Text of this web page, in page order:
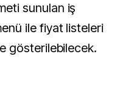
sunulan iş
ile fiyat listeleri
gösterilebilecek.